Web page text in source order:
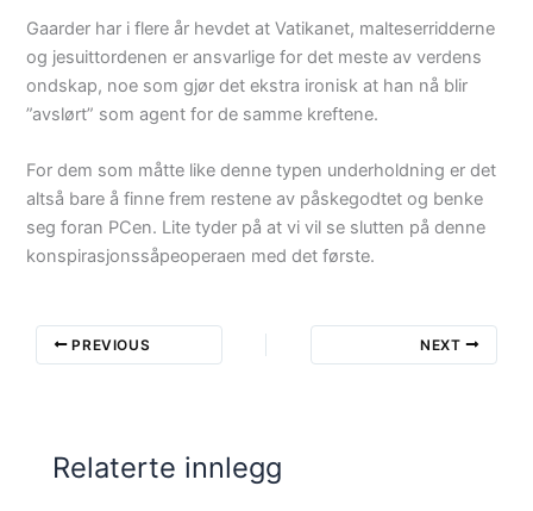
Gaarder har i flere år hevdet at Vatikanet, malteserridderne
og jesuittordenen er ansvarlige for det meste av verdens
ondskap, noe som gjør det ekstra ironisk at han nå blir
”avslørt” som agent for de samme kreftene.
For dem som måtte like denne typen underholdning er det
altså bare å finne frem restene av påskegodtet og benke
seg foran PCen. Lite tyder på at vi vil se slutten på denne
konspirasjonssåpeoperaen med det første.
PREVIOUS NEXT
Relaterte innlegg